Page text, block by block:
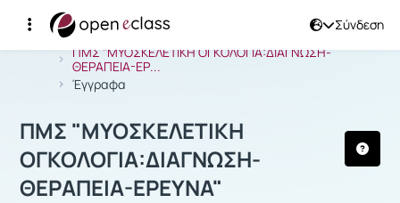
Σύνδεση
Αρχική Σελίδα
ΠΜΣ "ΜΥΟΣΚΕΛΕΤΙΚΗ ΟΓΚΟΛΟΓΙΑ:ΔΙΑΓΝΩΣΗ-
ΘΕΡΑΠΕΙΑ-ΕΡ...
Έγγραφα
Μάθημα : ΠΜΣ "ΜΥΟΣΚΕΛΕΤΙΚΗ
ΠΜΣ "ΜΥΟΣΚΕΛΕΤΙΚΗ
ΟΓΚΟΛΟΓΙΑ:ΔΙΑΓΝΩΣΗ-
ΘΕΡΑΠΕΙΑ-ΕΡΕΥΝΑ"